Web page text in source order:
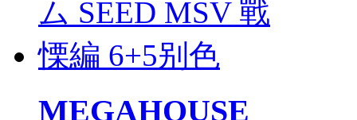
MEGAHOUSE